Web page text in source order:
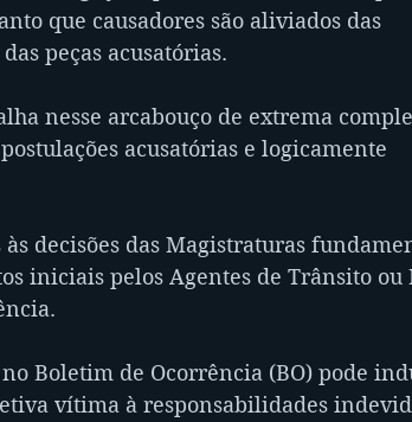
que causadores são aliviados das
peças acusatórias.
nesse arcabouço de extrema
acusatórias e logicamente
decisões das Magistraturas
iniciais pelos Agentes de Trânsito ou
Boletim de Ocorrência (BO) pode
vítima à responsabilidades